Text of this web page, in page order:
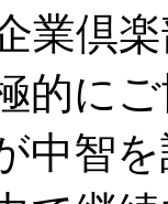
業倶
的に
中智